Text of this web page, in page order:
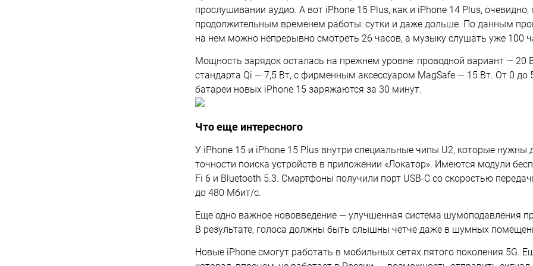
прослушивании аудио. А вот iPhone 15 Plus, как и iPhone 14 Plus, очевидно,
продолжительным временем работы: сутки и даже дольше. По данным
на нем можно непрерывно смотреть 26 часов, а музыку слушать уже 100
Мощность зарядок осталась на прежнем уровне: проводной вариант — 20
стандарта Qi — 7,5 Вт, с фирменным аксессуаром MagSafe — 15 Вт. От 0 до
батареи новых iPhone 15 заряжаются за 30 минут.
Что еще интересного
У iPhone 15 и iPhone 15 Plus внутри специальные чипы U2, которые нужны
точности поиска устройств в приложении «Локатор». Имеются модули
Fi 6 и Bluetooth 5.3. Смартфоны получили порт USB-C со скоростью
до 480 Мбит/с.
Еще одно важное нововведение — улучшенная система шумоподавления
В результате, голоса должны быть слышны четче даже в шумных
Новые iPhone смогут работать в мобильных сетях пятого поколения 5G.